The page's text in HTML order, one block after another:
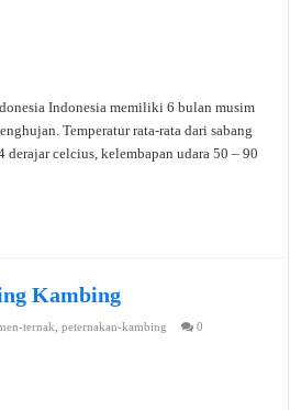
Indonesia memiliki 6 bulan musim
Temperatur rata-rata dari sabang
derajar celcius, kelembapan udara 50 – 90
Kambing
ternak ,peternakan-kambing 0